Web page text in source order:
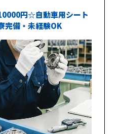
円☆自動車用シート
完備・未経験OK